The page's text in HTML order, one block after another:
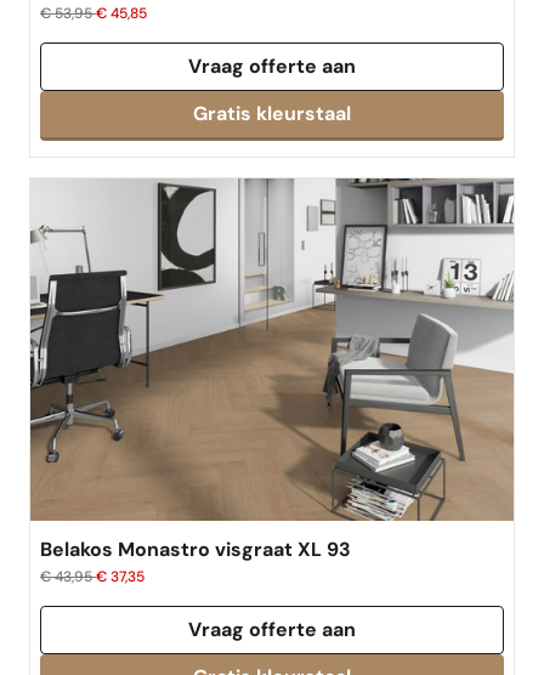
€ 53,95€ 45,85
Vraag offerte aan
Gratis kleurstaal
Belakos Monastro visgraat XL 93
€ 43,95€ 37,35
Vraag offerte aan